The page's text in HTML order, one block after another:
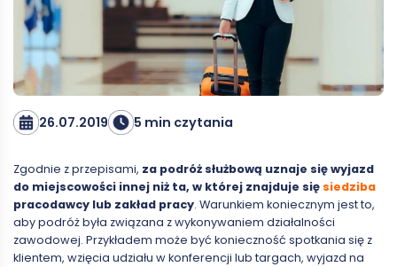
26.07.2019 5 min czytania
Zgodnie z przepisami, za podróż służbową uznaje się wyjazd
do miejscowości innej niż ta, w której znajduje się siedziba
pracodawcy lub zakład pracy. Warunkiem koniecznym jest to,
aby podróż była związana z wykonywaniem działalności
zawodowej. Przykładem może być konieczność spotkania się z
klientem, wzięcia udziału w konferencji lub targach, wyjazd na